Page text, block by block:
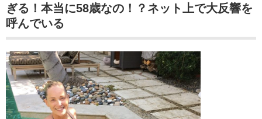
ぎる！本当に58歳なの！？ネット上で大反響を
呼んでいる